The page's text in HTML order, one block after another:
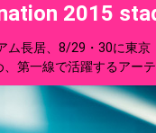
2015
長居、8/29・30に東京
第一線で活躍するアー